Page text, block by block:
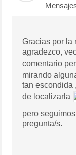
Gracias por la
agradezco,
comentario
mirando alguna
tan escondida
de localizarla
pero
pregunta/s.